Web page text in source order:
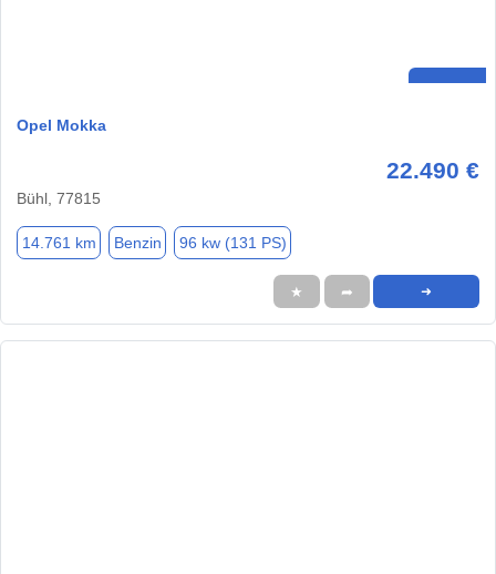
Opel Mokka
22.490 €
Bühl, 77815
14.761 km Benzin 96 kw (131 PS)
★ ➦ ➜